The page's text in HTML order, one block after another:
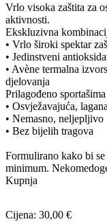
Vrlo visoka zaštita za
aktivnosti.
Ekskluzivna
• Vrlo široki spektar
• Jedinstveni
• Avène termalna
djelovanja
Prilagođeno sportašima
• Osvježavajuća,
• Nemasno, neljepljivo
• Bez bijelih tragova
Formulirano kako bi
minimum.
Kupnja
Cijena: 30,00 €